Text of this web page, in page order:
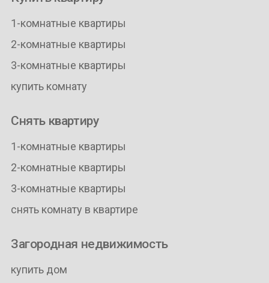
1-комнатные квартиры
2-комнатные квартиры
3-комнатные квартиры
купить комнату
Снять квартиру
1-комнатные квартиры
2-комнатные квартиры
3-комнатные квартиры
снять комнату в квартире
Загородная недвижимость
купить дом